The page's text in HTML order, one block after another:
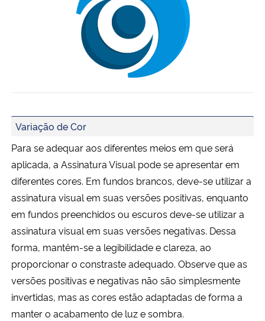
Variação de Cor
Para se adequar aos diferentes meios em que será
aplicada, a Assinatura Visual pode se apresentar em
diferentes cores. Em fundos brancos, deve-se utilizar a
assinatura visual em suas versões positivas, enquanto
em fundos preenchidos ou escuros deve-se utilizar a
assinatura visual em suas versões negativas. Dessa
forma, mantêm-se a legibilidade e clareza, ao
proporcionar o constraste adequado. Observe que as
versões positivas e negativas não são simplesmente
invertidas, mas as cores estão adaptadas de forma a
manter o acabamento de luz e sombra.